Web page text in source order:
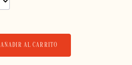
AÑADIR AL CARRITO